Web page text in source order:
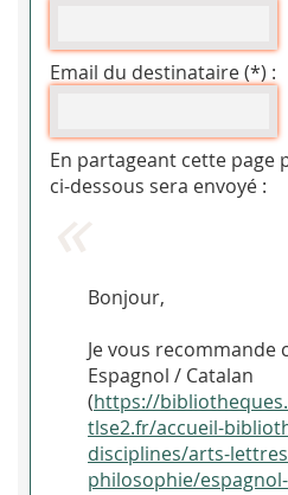
Email du destinataire (*) :
En partageant cette page
ci-dessous sera envoyé :
Bonjour,
Je vous recommande
Espagnol / Catalan
(https://
tlse2.fr/accueil-
disciplines/arts-
philosophie/